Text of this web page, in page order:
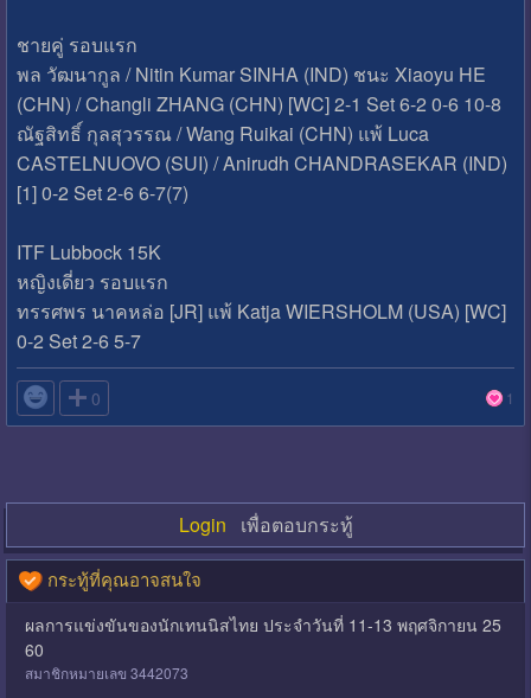
ชายคู่ รอบแรก
พล วัฒนากูล / Nitin Kumar SINHA (IND) ชนะ Xiaoyu HE
(CHN) / Changli ZHANG (CHN) [WC] 2-1 Set 6-2 0-6 10-8
ณัฐสิทธิ์ กุลสุวรรณ / Wang Ruikai (CHN) แพ้ Luca
CASTELNUOVO (SUI) / Anirudh CHANDRASEKAR (IND)
[1] 0-2 Set 2-6 6-7(7)
ITF Lubbock 15K
หญิงเดี่ยว รอบแรก
ทรรศพร นาคหล่อ [JR] แพ้ Katja WIERSHOLM (USA) [WC]
0-2 Set 2-6 5-7
 0 1
Login เพื่อตอบกระทู้
กระทู้ที่คุณอาจสนใจ
ผลการแข่งขันของนักเทนนิสไทย ประจำวันที่ 11-13 พฤศจิกายน 25
60
สมาชิกหมายเลข 3442073